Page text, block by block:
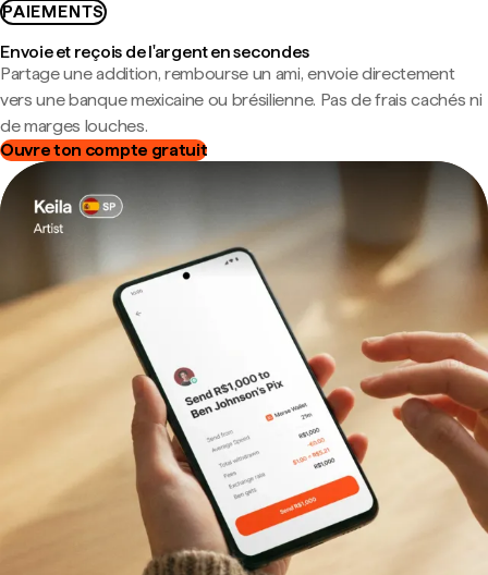
PAIEMENTS
Envoie et reçois de l'argent en secondes
Partage une addition, rembourse un ami, envoie directement
vers une banque mexicaine ou brésilienne. Pas de frais cachés ni
de marges louches.
Ouvre ton compte gratuit